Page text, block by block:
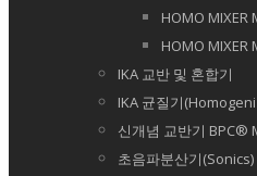
HOMO MIXER
HOMO MIXER
IKA 교반 및 혼합기
IKA 균질기
신개념 교반기 BPC®
초음파분산기(Sonics)